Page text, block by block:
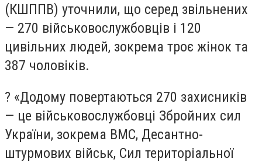
(КШППВ) уточнили, що серед звільнених
— 270 військовослужбовців і 120
цивільних людей, зокрема троє жінок та
387 чоловіків.
? «Додому повертаються 270 захисників
— це військовослужбовці Збройних сил
України, зокрема ВМС, Десантно-
штурмових військ, Сил територіальної